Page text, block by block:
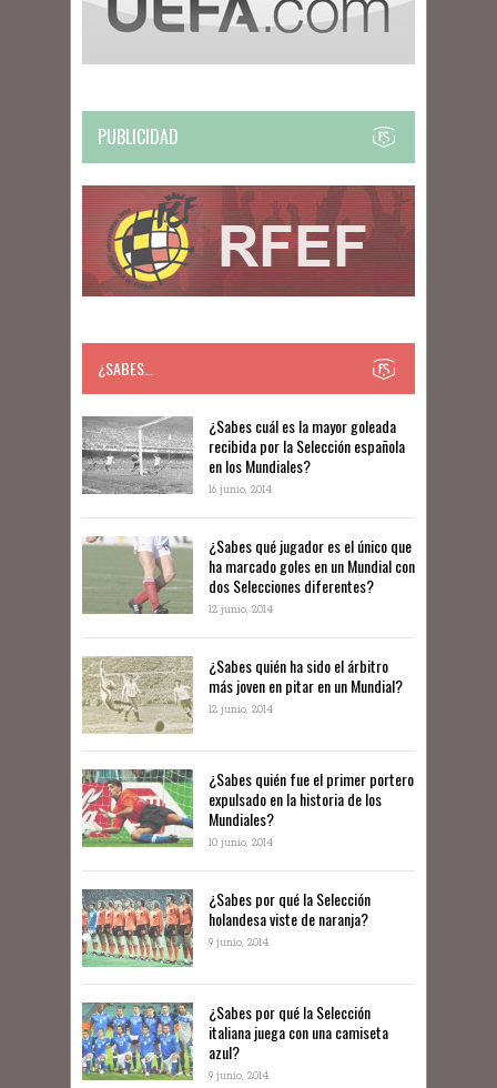
PUBLICIDAD
¿SABES…
​​¿Sabes cuál es la mayor goleada
recibida por la Selección española
en los Mundiales?
16 junio, 2014
¿Sabes qué jugador es el único que
ha marcado goles en un Mundial con
dos Selecciones diferentes?
12 junio, 2014
¿Sabes quién ha sido el árbitro
más joven en pitar en un Mundial?
12 junio, 2014
¿Sabes quién fue el primer portero
expulsado en la historia de los
Mundiales?
10 junio, 2014
​¿Sabes por qué la Selección
holandesa viste de naranja?
9 junio, 2014
¿Sabes por qué la Selección
italiana juega con una camiseta
azul?
9 junio, 2014